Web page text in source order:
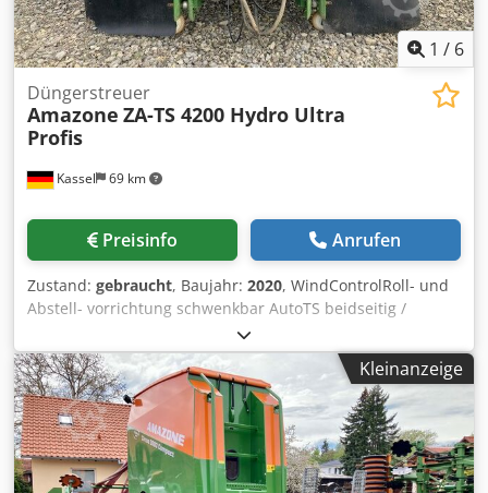
1 / 6
Kassel 69 km
Düngerstreuer
Amazone ZA-TS 4200 Hydro Ultra
Profis
Preisinfo Anrufen
Zustand: gebraucht, Baujahr: 2020, WindControlRoll- und
Abstell- vorrichtung schwenkbar AutoTS beidseitig /
Rohrschutzbügel L Neigungssensor für Wiegesystem
FlowCheck EasyCheck-Matten, 16 / Stück Schmutzfänger L
und Leitern Beleuchtung LED Abdeckrollplane L /
Streuschaufelsatz TS Cjdpferxr Uyjx Apnsrf
Kleinanzeige